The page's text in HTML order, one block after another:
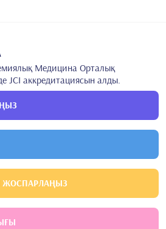
және реанимация
Медицина Орталық
JCI аккредитациясын алды.
ЖОСПАРЛАҢЫЗ